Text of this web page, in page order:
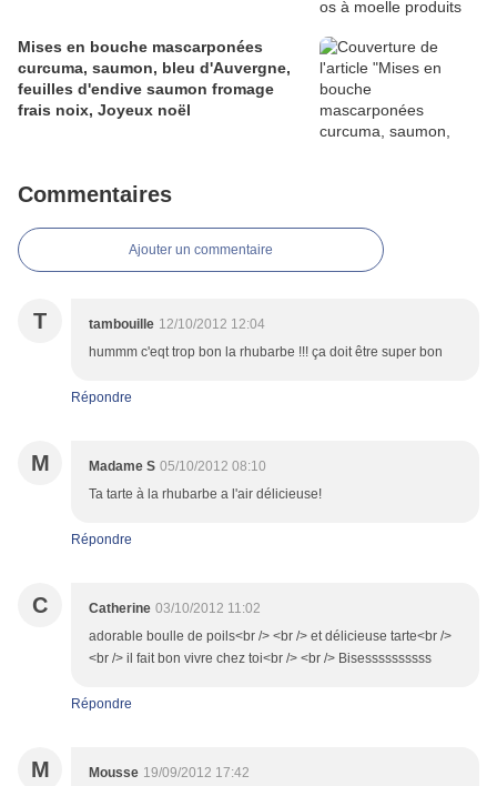
Mises en bouche mascarponées
curcuma, saumon, bleu d'Auvergne,
feuilles d'endive saumon fromage
frais noix, Joyeux noël
Commentaires
Ajouter un commentaire
T tambouille 12/10/2012 12:04
hummm c'eqt trop bon la rhubarbe !!! ça doit être super bon
Répondre
M Madame S 05/10/2012 08:10
Ta tarte à la rhubarbe a l'air délicieuse!
Répondre
C Catherine 03/10/2012 11:02
adorable boulle de poils<br /> <br /> et délicieuse tarte<br />
<br /> il fait bon vivre chez toi<br /> <br /> Bisessssssssss
Répondre
M Mousse 19/09/2012 17:42